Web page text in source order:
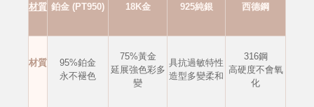
材質 鉑金 (PT950) 18K金 925純銀 西德鋼
材質
95%鉑金
永不褪色
75%黃金
延展強色彩多
變
具抗過敏特性
造型多變柔和
316鋼
高硬度不會氧
化